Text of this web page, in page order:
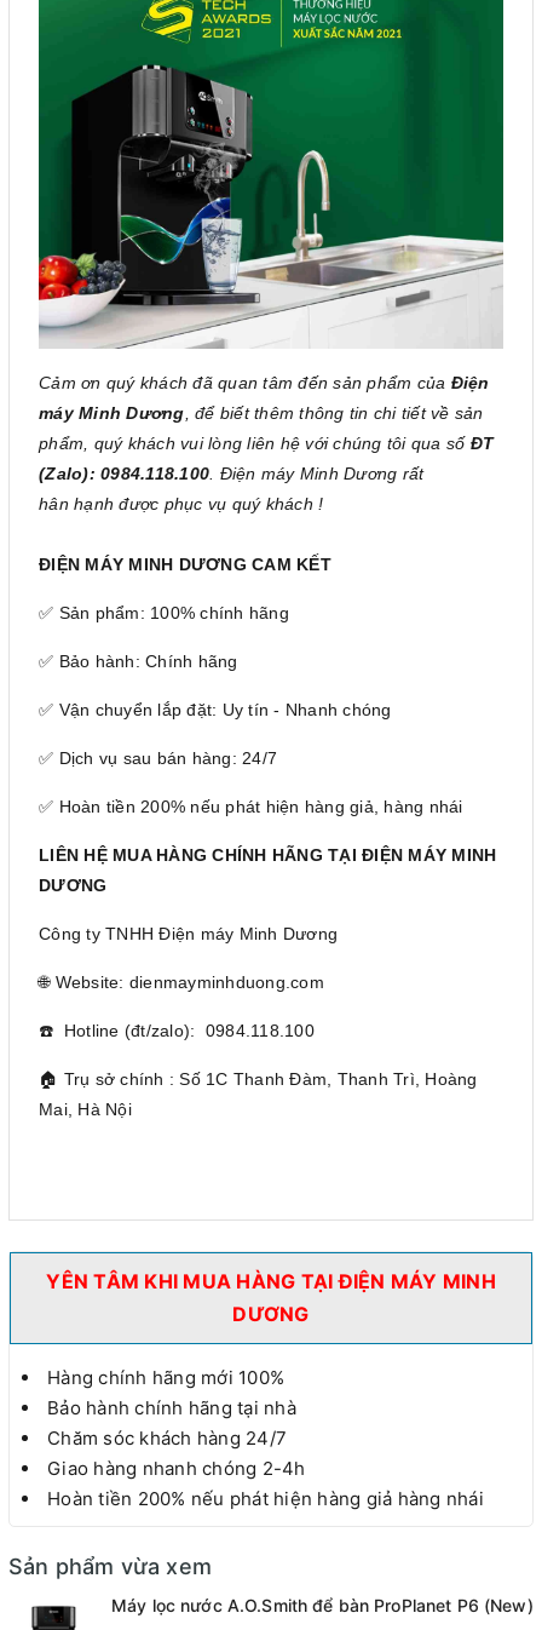
Cảm ơn quý khách đã quan tâm đến sản phẩm của Điện
máy Minh Dương , để biết thêm thông tin chi tiết về sản
phẩm, quý khách vui lòng liên hệ với chúng tôi qua số ĐT
(Zalo): 0984.118.100 . Điện máy Minh Dương rất
hân hạnh được phục vụ quý khách !
ĐIỆN MÁY MINH DƯƠNG CAM KẾT
✅ Sản phẩm: 100% chính hãng
✅ Bảo hành: Chính hãng
✅ Vận chuyển lắp đặt: Uy tín - Nhanh chóng
✅ Dịch vụ sau bán hàng: 24/7
✅ Hoàn tiền 200% nếu phát hiện hàng giả, hàng nhái
LIÊN HỆ MUA HÀNG CHÍNH HÃNG TẠI ĐIỆN MÁY MINH
DƯƠNG
Công ty TNHH Điện máy Minh Dương
🌐 Website: dienmayminhduong.com
☎️ Hotline (đt/zalo): 0984.118.100
🏠 Trụ sở chính : Số 1C Thanh Đàm, Thanh Trì, Hoàng
Mai, Hà Nội
YÊN TÂM KHI MUA HÀNG TẠI ĐIỆN MÁY MINH
DƯƠNG
Hàng chính hãng mới 100%
Bảo hành chính hãng tại nhà
Chăm sóc khách hàng 24/7
Giao hàng nhanh chóng 2-4h
Hoàn tiền 200% nếu phát hiện hàng giả hàng nhái
Sản phẩm vừa xem
Máy lọc nước A.O.Smith để bàn ProPlanet P6 (New)